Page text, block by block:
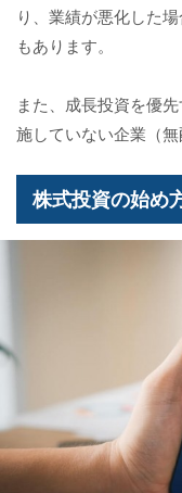
り、業績が悪化した
もあります。
また、成長投資を優
施していない企業（無
株式投資の始め